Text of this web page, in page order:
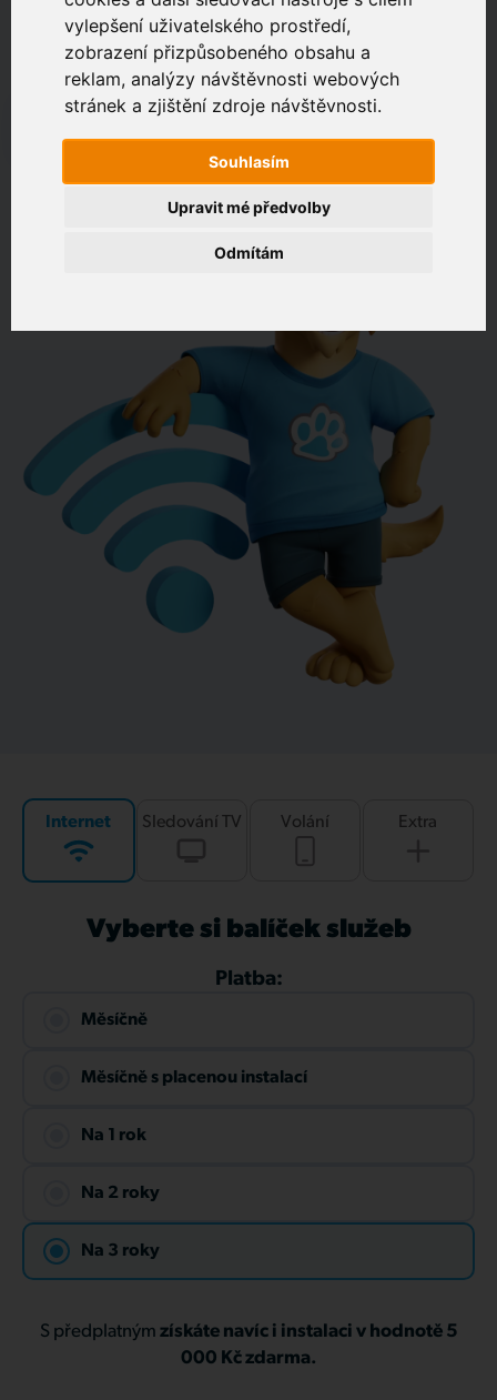
vylepšení uživatelského prostředí,
zobrazení přizpůsobeného obsahu a
reklam, analýzy návštěvnosti webových
stránek a zjištění zdroje návštěvnosti.
Souhlasím
Odmítám
Upravit mé předvolby
Zákaznický portál
Jak rychlé je připojení na vaší adrese?
Internet Sledování TV Volání Extra
Vyberte si balíček služeb
Platba:
Měsíčně
Měsíčně s placenou instalací
Na 1 rok
Na 2 roky
Na 3 roky
S předplatným získáte navíc i instalaci v hodnotě 5
000 Kč zdarma.